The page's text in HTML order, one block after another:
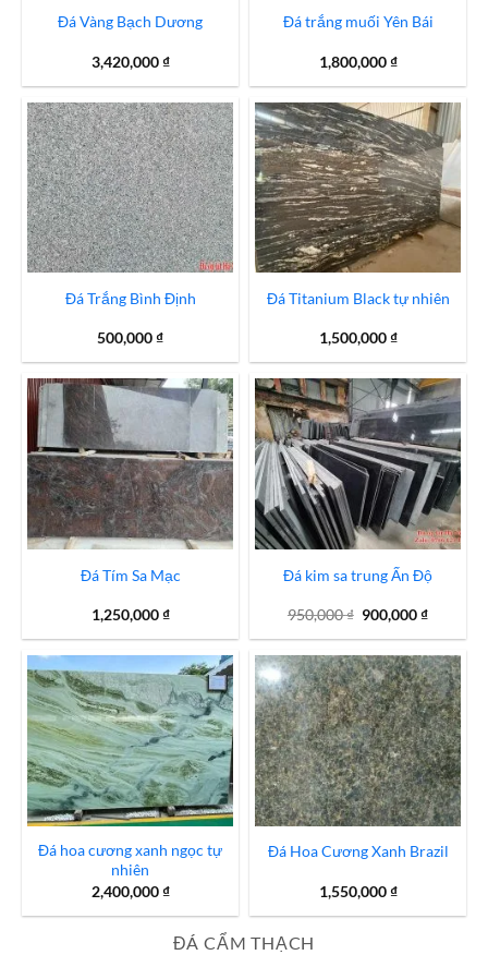
Đá Vàng Bạch Dương
3,420,000₫
Đá trắng muối Yên Bái
1,800,000₫
Đá Trắng Bình Định
500,000₫
Đá Titanium Black tự nhiên
1,500,000₫
Đá Tím Sa Mạc
1,250,000₫
Đá kim sa trung Ấn Độ
950,000₫ Giá
là:
950,000 ₫.
900,000₫Giá
tại
là:
900,000
Đá hoa cương xanh ngọc tự
nhiên
2,400,000₫
Đá Hoa Cương Xanh Brazil
1,550,000₫
ĐÁ CẨM THẠCH